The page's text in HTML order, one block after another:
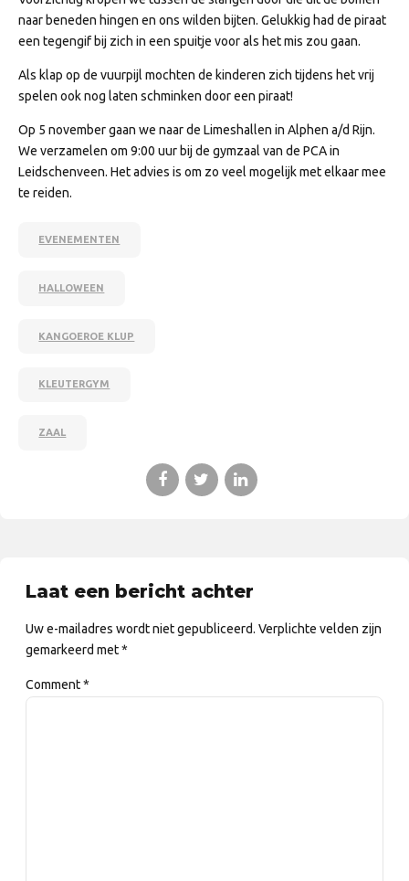
naar beneden hingen en ons wilden bijten. Gelukkig had de piraat
een tegengif bij zich in een spuitje voor als het mis zou gaan.
Als klap op de vuurpijl mochten de kinderen zich tijdens het vrij
spelen ook nog laten schminken door een piraat!
Op 5 november gaan we naar de Limeshallen in Alphen a/d Rijn.
We verzamelen om 9:00 uur bij de gymzaal van de PCA in
Leidschenveen. Het advies is om zo veel mogelijk met elkaar mee
te reiden.
EVENEMENTEN
HALLOWEEN
KANGOEROE KLUP
KLEUTERGYM
ZAAL
Laat een bericht achter
Uw e-mailadres wordt niet gepubliceerd. Verplichte velden zijn
gemarkeerd met *
Comment*